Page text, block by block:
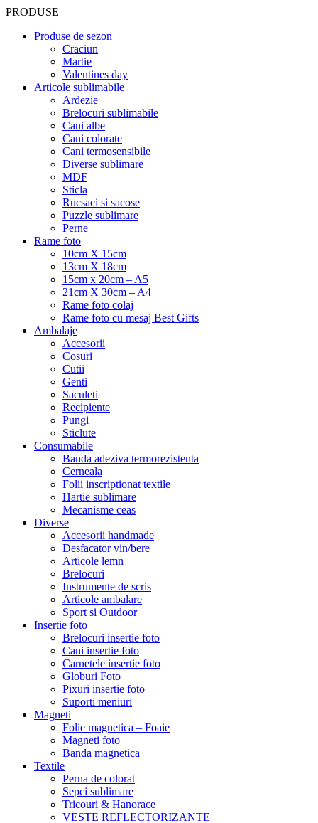
PRODUSE
Produse de sezon
Craciun
Martie
Valentines day
Articole sublimabile
Ardezie
Brelocuri sublimabile
Cani albe
Cani colorate
Cani termosensibile
Diverse sublimare
MDF
Sticla
Rucsaci si sacose
Puzzle sublimare
Perne
Rame foto
10cm X 15cm
13cm X 18cm
15cm x 20cm – A5
21cm X 30cm – A4
Rame foto colaj
Rame foto cu mesaj Best Gifts
Ambalaje
Accesorii
Cosuri
Cutii
Genti
Saculeti
Recipiente
Pungi
Sticlute
Consumabile
Banda adeziva termorezistenta
Cerneala
Folii inscriptionat textile
Hartie sublimare
Mecanisme ceas
Diverse
Accesorii handmade
Desfacator vin/bere
Articole lemn
Brelocuri
Instrumente de scris
Articole ambalare
Sport si Outdoor
Insertie foto
Brelocuri insertie foto
Cani insertie foto
Carnetele insertie foto
Globuri Foto
Pixuri insertie foto
Suporti meniuri
Magneti
Folie magnetica – Foaie
Magneti foto
Banda magnetica
Textile
Perna de colorat
Sepci sublimare
Tricouri & Hanorace
VESTE REFLECTORIZANTE